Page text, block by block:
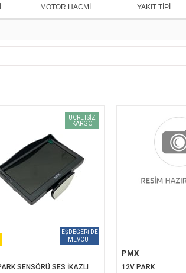
MOTOR HACMİ YAKIT TİPİ
- -
SENSÖRÜ SES İKAZLI
ÜCRETSIZ
KARGO
PMX
12V PARK